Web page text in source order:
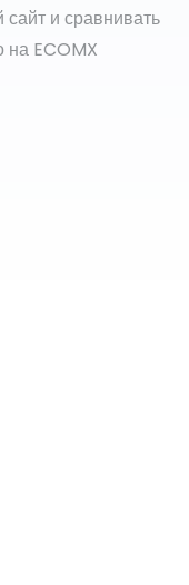
и сравнивать
на ECOMX